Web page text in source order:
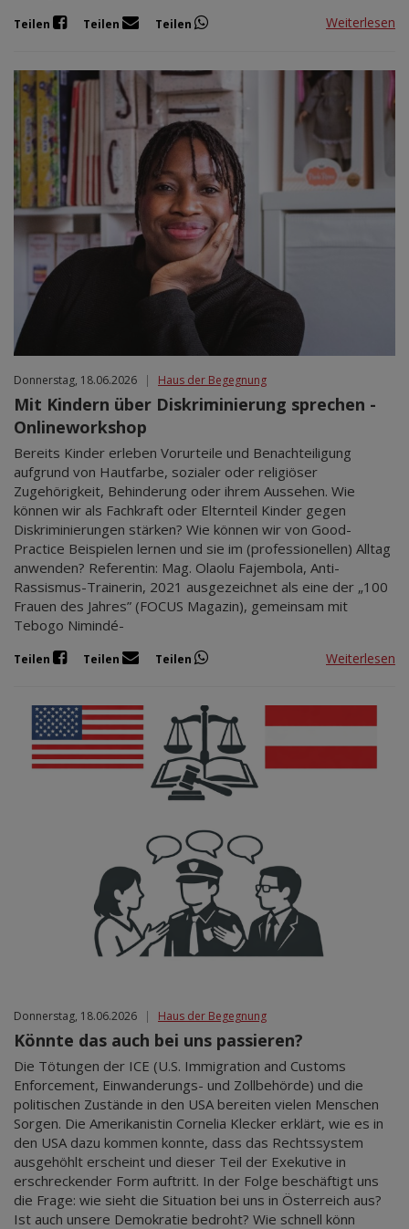
Teilen Teilen Teilen Weiterlesen
Donnerstag, 18.06.2026 | Haus der Begegnung
Mit Kindern über Diskriminierung sprechen -
Onlineworkshop
Bereits Kinder erleben Vorurteile und Benachteiligung
aufgrund von Hautfarbe, sozialer oder religiöser
Zugehörigkeit, Behinderung oder ihrem Aussehen. Wie
können wir als Fachkraft oder Elternteil Kinder gegen
Diskriminierungen stärken? Wie können wir von Good-
Practice Beispielen lernen und sie im (professionellen) Alltag
anwenden? Referentin: Mag. Olaolu Fajembola, Anti-
Rassismus-Trainerin, 2021 ausgezeichnet als eine der „100
Frauen des Jahres” (FOCUS Magazin), gemeinsam mit
Tebogo Nimindé-
Teilen Teilen Teilen Weiterlesen
Donnerstag, 18.06.2026 | Haus der Begegnung
Könnte das auch bei uns passieren?
Die Tötungen der ICE (U.S. Immigration and Customs
Enforcement, Einwanderungs- und Zollbehörde) und die
politischen Zustände in den USA bereiten vielen Menschen
Sorgen. Die Amerikanistin Cornelia Klecker erklärt, wie es in
den USA dazu kommen konnte, dass das Rechtssystem
ausgehöhlt erscheint und dieser Teil der Exekutive in
erschreckender Form auftritt. In der Folge beschäftigt uns
die Frage: wie sieht die Situation bei uns in Österreich aus?
Ist auch unsere Demokratie bedroht? Wie schnell könn